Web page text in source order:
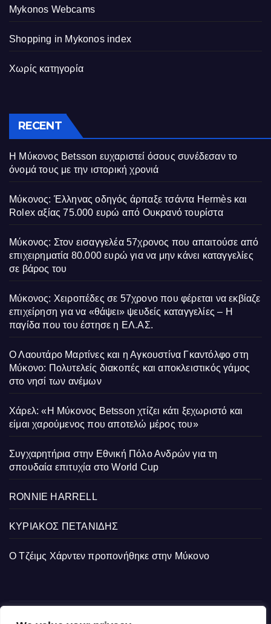
Mykonos Webcams
Shopping in Mykonos index
Χωρίς κατηγορία
RECENT
Η Μύκονος Betsson ευχαριστεί όσους συνέδεσαν το
όνομά τους με την ιστορική χρονιά
Μύκονος: Έλληνας οδηγός άρπαξε τσάντα Hermès και
Rolex αξίας 75.000 ευρώ από Ουκρανό τουρίστα
Μύκονος: Στον εισαγγελέα 57χρονος που απαιτούσε από
επιχειρηματία 80.000 ευρώ για να μην κάνει καταγγελίες
σε βάρος του
Μύκονος: Χειροπέδες σε 57χρονο που φέρεται να εκβίαζε
επιχείρηση για να «θάψει» ψευδείς καταγγελίες – Η
παγίδα που του έστησε η ΕΛ.ΑΣ.
Ο Λαουτάρο Μαρτίνες και η Αγκουστίνα Γκαντόλφο στη
Μύκονο: Πολυτελείς διακοπές και αποκλειστικός γάμος
στο νησί των ανέμων
Χάρελ: «Η Μύκονος Betsson χτίζει κάτι ξεχωριστό και
είμαι χαρούμενος που αποτελώ μέρος του»
Συγχαρητήρια στην Εθνική Πόλο Ανδρών για τη
σπουδαία επιτυχία στο World Cup
RONNIE HARRELL
ΚΥΡΙΑΚΟΣ ΠΕΤΑΝΙΔΗΣ
Ο Τζέιμς Χάρντεν προπονήθηκε στην Μύκονο